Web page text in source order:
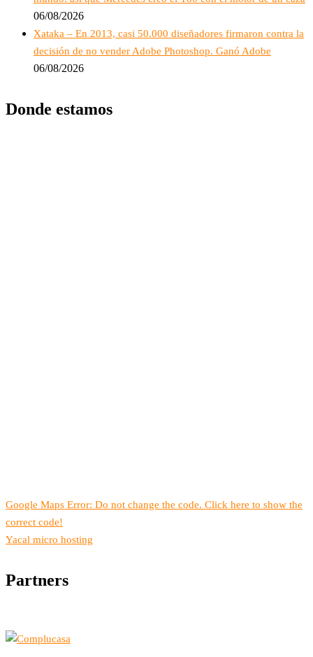
06/08/2026
Xataka – En 2013, casi 50.000 diseñadores firmaron contra la
decisión de no vender Adobe Photoshop. Ganó Adobe
06/08/2026
Donde estamos
Google Maps Error: Do not change the code. Click here to show the
correct code!
Yacal micro hosting
Partners